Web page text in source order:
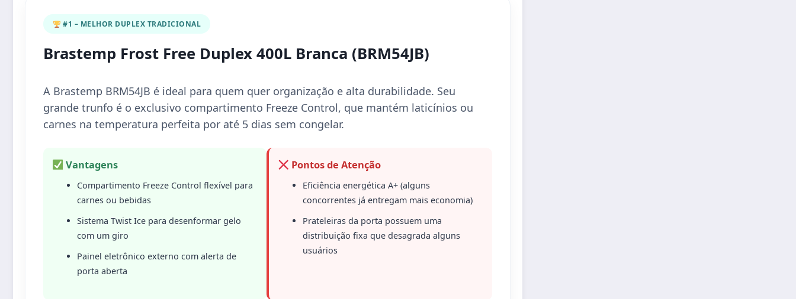
#1 – MELHOR DUPLEX TRADICIONAL
Brastemp Frost Free Duplex 400L Branca (BRM54JB)
A Brastemp BRM54JB é ideal para quem quer organização e alta durabilidade. Seu
grande trunfo é o exclusivo compartimento Freeze Control, que mantém laticínios ou
carnes na temperatura perfeita por até 5 dias sem congelar.
Vantagens
Compartimento Freeze Control flexível para
carnes ou bebidas
Sistema Twist Ice para desenformar gelo
com um giro
Painel eletrônico externo com alerta de
porta aberta
Pontos de Atenção
Eficiência energética A+ (alguns
concorrentes já entregam mais economia)
Prateleiras da porta possuem uma
distribuição fixa que desagrada alguns
usuários